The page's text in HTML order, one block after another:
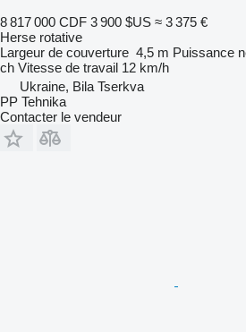
8 817 000 CDF 3 900 $US ≈ 3 375 €
Herse rotative
Largeur de couverture 4,5 m Puissance
ch Vitesse de travail 12 km/h
Ukraine, Bila Tserkva
PP Tehnika
Contacter le vendeur